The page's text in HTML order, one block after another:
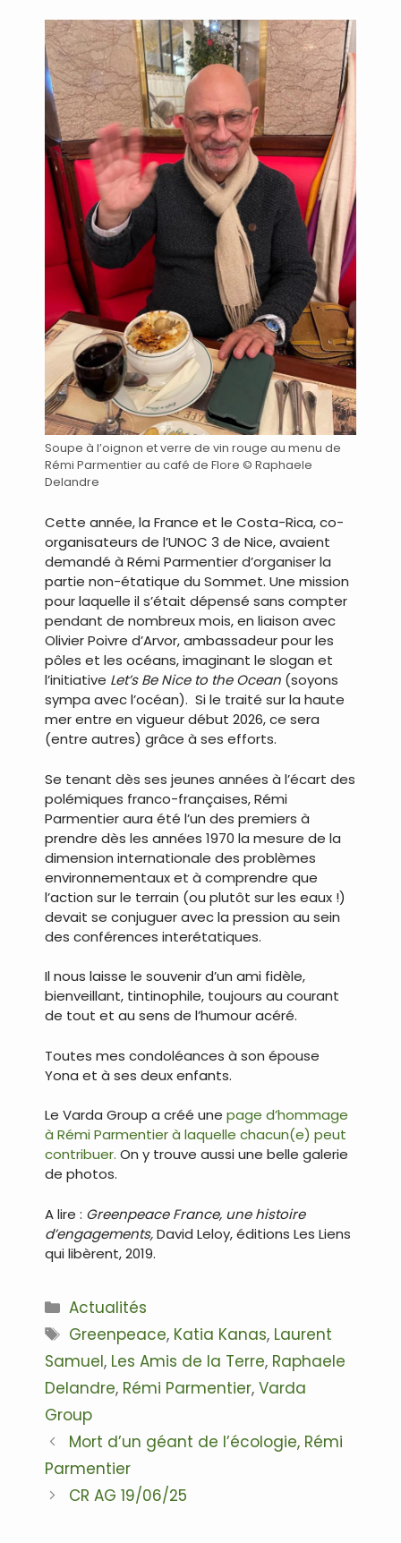
Soupe à l’oignon et verre de vin rouge au menu de
Rémi Parmentier au café de Flore © Raphaele
Delandre
Cette année, la France et le Costa-Rica, co-
organisateurs de l’UNOC 3 de Nice, avaient
demandé à Rémi Parmentier d’organiser la
partie non-étatique du Sommet. Une mission
pour laquelle il s’était dépensé sans compter
pendant de nombreux mois, en liaison avec
Olivier Poivre d’Arvor, ambassadeur pour les
pôles et les océans, imaginant le slogan et
l’initiative Let’s Be Nice to the Ocean (soyons
sympa avec l’océan). Si le traité sur la haute
mer entre en vigueur début 2026, ce sera
(entre autres) grâce à ses efforts.
Se tenant dès ses jeunes années à l’écart des
polémiques franco-françaises, Rémi
Parmentier aura été l’un des premiers à
prendre dès les années 1970 la mesure de la
dimension internationale des problèmes
environnementaux et à comprendre que
l’action sur le terrain (ou plutôt sur les eaux !)
devait se conjuguer avec la pression au sein
des conférences interétatiques.
Il nous laisse le souvenir d’un ami fidèle,
bienveillant, tintinophile, toujours au courant
de tout et au sens de l’humour acéré.
Toutes mes condoléances à son épouse
Yona et à ses deux enfants.
Le Varda Group a créé une page d’hommage
à Rémi Parmentier à laquelle chacun(e) peut
contribuer. On y trouve aussi une belle galerie
de photos.
A lire : Greenpeace France, une histoire
d’engagements,David Leloy, éditions Les Liens
qui libèrent, 2019.
Catégories
Actualités
Étiquettes
Greenpeace, Katia Kanas, Laurent
Samuel, Les Amis de la Terre, Raphaele
Delandre, Rémi Parmentier, Varda
Group
Navigation
des
Mort d’un géant de l’écologie, Rémi
Parmentier
CR AG 19/06/25